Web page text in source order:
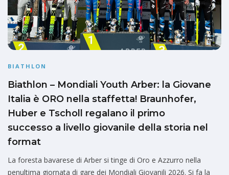
BIATHLON
Biathlon – Mondiali Youth Arber: la Giovane
Italia è ORO nella staffetta! Braunhofer,
Huber e Tscholl regalano il primo
successo a livello giovanile della storia nel
format
La foresta bavarese di Arber si tinge di Oro e Azzurro nella
penultima giornata di gare dei Mondiali Giovanili 2026. Si fa la